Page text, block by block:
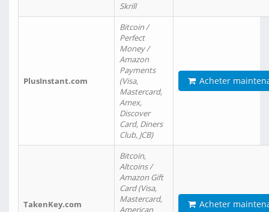
Skrill
PlusInstant.com
Bitcoin /
Perfect
Money /
Amazon
Payments
(Visa,
Mastercard,
Amex,
Discover
Card, Diners
Club, JCB)
Acheter
TakenKey.com
Bitcoin,
Altcoins /
Amazon Gift
Card (Visa,
Mastercard,
American
Acheter